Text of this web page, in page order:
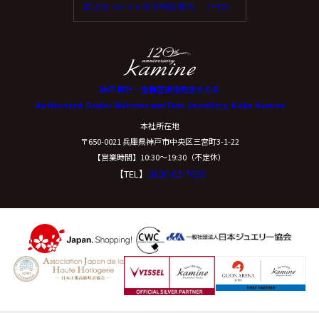
歡迎在 Kamine 享受免稅購物。（中文）
神戸 時計・宝飾正規販売店カミネ
Authorized Dealer Watches and Fine Jewellery, Kobe Kamine
本社所在地
〒650-0021 兵庫県神戸市中央区三宮町3-1-22
【営業時間】10:30〜19:30（不定休）
【TEL】 0120-02-7039